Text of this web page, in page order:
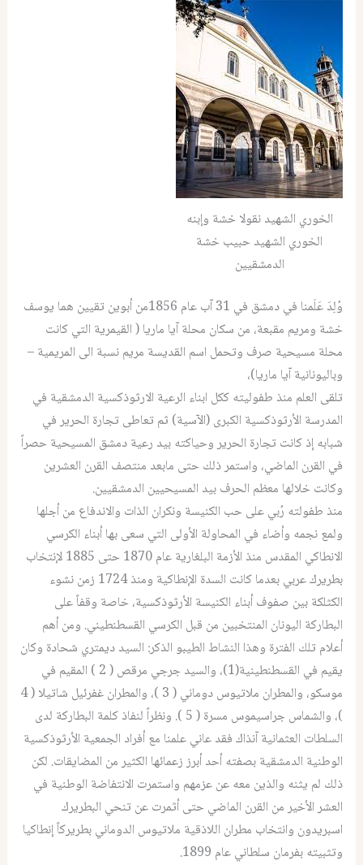
الخوري الشهيد نقولا خشة وإبنه
الخوري الشهيد حبيب خشة
الدمشقيين
وُلِدَ عَلَمنا في دمشق في 31 آب عام 1856من أبوين تقيين هما يوسف
خشة ومريم مقبعة، من سكان محلة آيا ماريا ( القيمرية التي كانت
محلة مسيحية صرف وتحمل اسم القديسة مريم نسبة الى المريمية –
وباليونانية آيا ماريا)،
تلقى العلم منذ طفوليته ككل ابناء الرعية الارثوذكسية الدمشقية في
المدرسة الأرثوذكسية الكبرى (الآسية) ثم تعاطى تجارة الحرير في
شبابه إذ كانت تجارة الحرير وحياكته بيد رعية دمشق المسيحية حصراً
في القرن الماضي، واستمر ذلك حتى مابعد منتصف القرن العشرين
وكانت خلالها معظم الحرف بيد المسيحيين الدمشقيين.
منذ طفولته رُبي على حب الكنيسة ونكران الذات والاندفاع من أجلها
ولمع نجمه وأضاء في المحاولة الأولى التي سعى بها أبناء الكرسي
الانطاكي المقدس منذ الأزمة البلغارية عام 1870 حتى 1885 لإنتخاب
بطريرك عربي بعدما كانت السدة الإنطاكية ومنذ 1724 زمن نشوء
الكثلكة بين صفوف أبناء الكنيسة الأرثوذكسية، خاصة وقفاً على
البطاركة اليونان المنتخبين من قبل الكرسي القسطنطيني. ومن أهم
أعلام تلك الفترة وهذا النشاط الطيبو الذكر: السيد ديمتري شحادة وكان
يقيم في القسطنطينية(1)، والسيد جرجي مرقص ( 2 ) المقيم في
موسكو، والمطران ملاتيوس دوماني ( 3 )، والمطران غفرئيل شاتيلا ( 4
)، والشماس جراسيموس مسرة ( 5 ). ونظراً لنفاذ كلمة البطاركة لدى
السلطات العثمانية آنذاك فقد عاني علمنا مع أفراد الجمعية الأرثوذكسية
الوطنية الدمشقية بصفته أحد أبرز زعمائها الكثير من المضايقات. لكن
ذلك لم يثنه والذين معه عن عزمهم واستمرت الانتفاضة الوطنية في
العشر الأخير من القرن الماضي حتى أثمرت عن تنحي البطريرك
اسبريدون وانتخاب مطران اللاذقية ملاتيوس الدوماني بطريركاً إنطاكيا
وتثبيته بفرمان سلطاني عام 1899.